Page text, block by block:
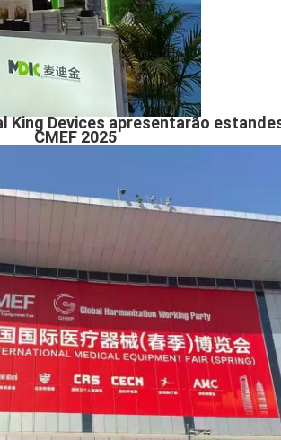
King Devices apresentarão
CMEF 2025